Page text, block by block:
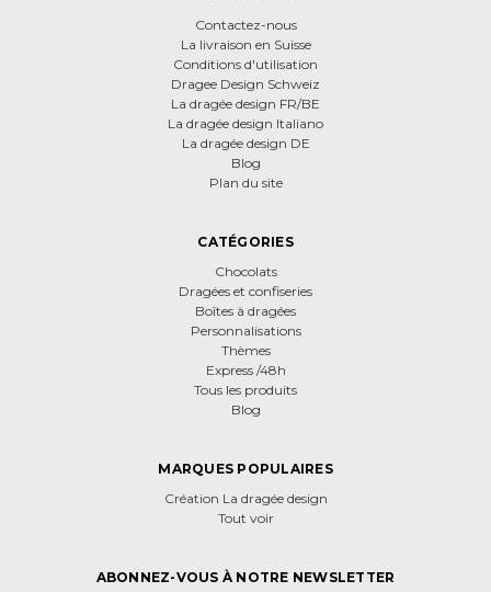
Contactez-nous
La livraison en Suisse
Conditions d'utilisation
Dragee Design Schweiz
La dragée design FR/BE
La dragée design Italiano
La dragée design DE
Blog
Plan du site
CATÉGORIES
Chocolats
Dragées et confiseries
Boîtes à dragées
Personnalisations
Thèmes
Express /48h
Tous les produits
Blog
MARQUES POPULAIRES
Création La dragée design
Tout voir
ABONNEZ-VOUS À NOTRE NEWSLETTER